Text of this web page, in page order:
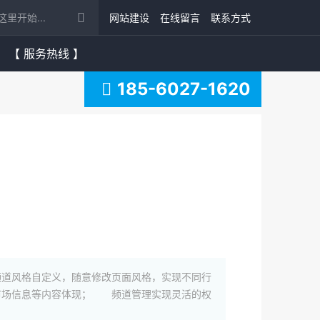
网站建设 在线留言 联系方式
【 服务热线 】
185-6027-1620
格自定义，随意修改页面风格，实现不同行
场信息等内容体现； 频道管理实现灵活的权